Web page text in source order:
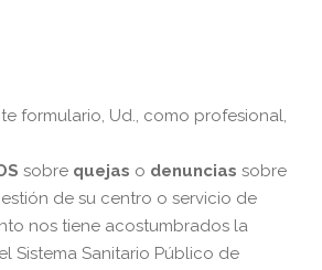
formulario, Ud., como profesional,
sobre quejas o denuncias sobre
de su centro o servicio de
nos tiene acostumbrados la
Sistema Sanitario Público de